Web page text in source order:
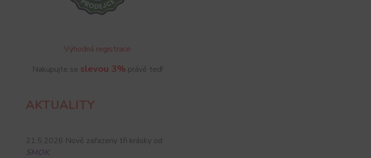
Výhodná registrace
Nakupujte se slevou 3% právě teď!
AKTUALITY
21.5.2026 Nově zařazeny tři krásky od
SMOK